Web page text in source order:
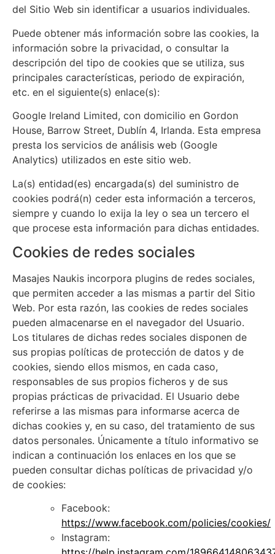
del Sitio Web sin identificar a usuarios individuales.
Puede obtener más información sobre las cookies, la
información sobre la privacidad, o consultar la
descripción del tipo de cookies que se utiliza, sus
principales características, periodo de expiración,
etc. en el siguiente(s) enlace(s):
Google Ireland Limited, con domicilio en Gordon
House, Barrow Street, Dublín 4, Irlanda. Esta empresa
presta los servicios de análisis web (Google
Analytics) utilizados en este sitio web.
La(s) entidad(es) encargada(s) del suministro de
cookies podrá(n) ceder esta información a terceros,
siempre y cuando lo exija la ley o sea un tercero el
que procese esta información para dichas entidades.
Cookies de redes sociales
Masajes Naukis incorpora plugins de redes sociales,
que permiten acceder a las mismas a partir del Sitio
Web. Por esta razón, las cookies de redes sociales
pueden almacenarse en el navegador del Usuario.
Los titulares de dichas redes sociales disponen de
sus propias políticas de protección de datos y de
cookies, siendo ellos mismos, en cada caso,
responsables de sus propios ficheros y de sus
propias prácticas de privacidad. El Usuario debe
referirse a las mismas para informarse acerca de
dichas cookies y, en su caso, del tratamiento de sus
datos personales. Únicamente a título informativo se
indican a continuación los enlaces en los que se
pueden consultar dichas políticas de privacidad y/o
de cookies:
Facebook:
https://www.facebook.com/policies/cookies/
Instagram: